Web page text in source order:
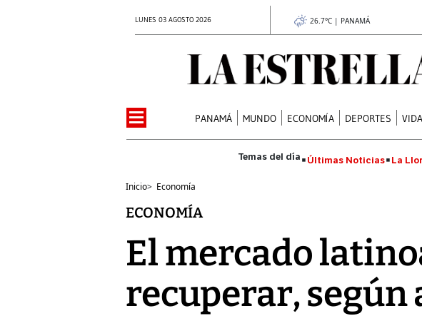
LUNES 03 AGOSTO 2026 26.7°C | PANAMÁ
PANAMÁ MUNDO ECONOMÍA DEPORTES
Últimas Noticias La
Inicio> Economía
ECONOMÍA
El mercado
recuperar, según